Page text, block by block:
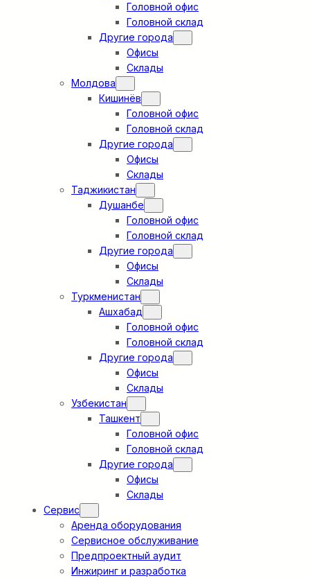
Головной офис
Головной склад
Другие города
Офисы
Склады
Молдова
Кишинёв
Головной офис
Головной склад
Другие города
Офисы
Склады
Таджикистан
Душанбе
Головной офис
Головной склад
Другие города
Офисы
Склады
Туркменистан
Ашхабад
Головной офис
Головной склад
Другие города
Офисы
Склады
Узбекистан
Ташкент
Головной офис
Головной склад
Другие города
Офисы
Склады
Сервис
Аренда оборудования
Сервисное обслуживание
Предпроектный аудит
Инжиринг и разработка